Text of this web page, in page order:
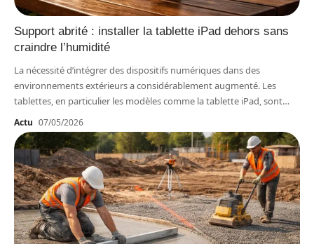
Support abrité : installer la tablette iPad dehors sans
craindre l’humidité
La nécessité d’intégrer des dispositifs numériques dans des
environnements extérieurs a considérablement augmenté. Les
tablettes, en particulier les modèles comme la tablette iPad, sont…
Actu 07/05/2026